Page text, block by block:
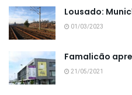
Lousado:
01/03/2023
Famalicão
21/05/2021